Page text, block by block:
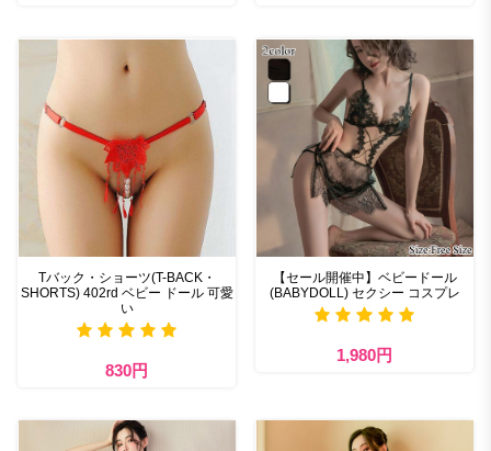
Tバック・ショーツ(T-BACK・
SHORTS) 402rd ベビー ドール 可愛
い
830円
【セール開催中】ベビードール
(BABYDOLL) セクシー コスプレ
1,980円